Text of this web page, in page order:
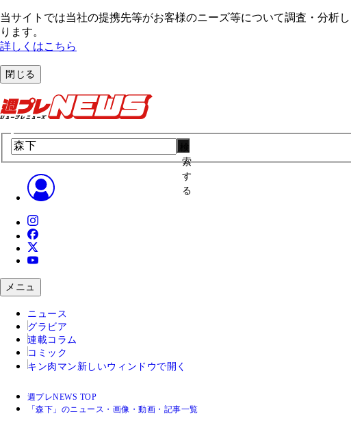
当サイトでは当社の提携先等がお客様のニーズ等について調査・分析
ります。
詳しくはこちら
閉じる
索
す
る
メニュ
ニュース
グラビア
連載コラム
コミック
キン肉マン 新しいウィンドウで開く
週プレNEWS TOP
「森下」のニュース・画像・動画・記事一覧